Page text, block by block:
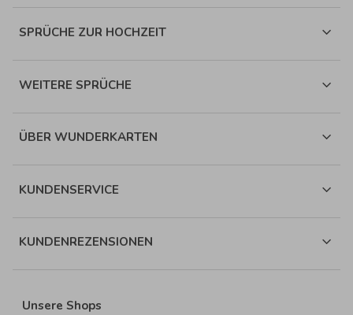
SPRÜCHE ZUR HOCHZEIT
WEITERE SPRÜCHE
ÜBER WUNDERKARTEN
KUNDENSERVICE
KUNDENREZENSIONEN
Unsere Shops